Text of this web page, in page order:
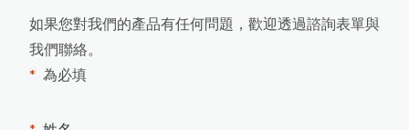
台
技
紅外線水分計
木材水分計
紙水分計
近赤外線NIR成分分析儀
美國DeFelsko塗裝檢測儀器
電解式及其他膜厚計
色差分析儀器
粉體白度計
小型精米器Pearlest
精米白度計C-600
適期收割判定器OT-300
金
屬
探
測
及
工
程
相
關
檢
測
儀道路及瀝青相關檢測儀器
金屬探測器
品管分析相關檢測設備
超音波測厚儀
拉拔試驗機
爐溫記錄器
紅外線測溫器
數字式溫度計
溫濕度計 / 露點計
如何測量曲面的光澤度？
磁
性
式
膜
厚
計
測
量
鐵
鍍
鋅
厚
度
的
方
如果您對我們的產品有任何問題，歡迎透過諮詢表單與
我們聯絡。
為必填